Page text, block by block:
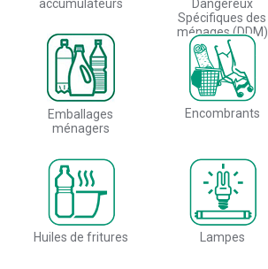
accumulateurs
Dangereux
Spécifiques des
ménages (DDM)
Emballages
ménagers
Encombrants
Huiles de fritures Lampes